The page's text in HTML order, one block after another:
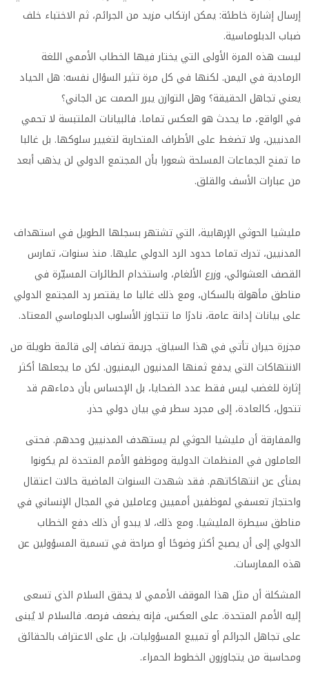
إرسال إشارة خاطئة: يمكن ارتكاب مزيد من الجرائم، ثم الاختباء خلف
ضباب الدبلوماسية.
ليست هذه المرة الأولى التي يختار فيها الخطاب الأممي اللغة
الرمادية في اليمن. لكنها في كل مرة تثير السؤال نفسه: هل الحياد
يعني تجاهل الحقيقة؟ وهل التوازن يبرر الصمت عن الجاني؟
في الواقع، ما يحدث هو العكس تماما. فالبيانات الملتبسة لا تحمي
المدنيين، ولا تضغط على الأطراف المتحاربة لتغيير سلوكها. بل غالبا
ما تمنح الجماعات المسلحة شعورا بأن المجتمع الدولي لن يذهب أبعد
من عبارات الأسف والقلق.
مليشيا الحوثي الإرهابية، التي تشتهر بسجلها الطويل في استهداف
المدنيين، تدرك تماما حدود الرد الدولي عليها. منذ سنوات، تمارس
القصف العشوائي، وزرع الألغام، واستخدام الطائرات المسيّرة في
مناطق مأهولة بالسكان، ومع ذلك غالبا ما يقتصر رد المجتمع الدولي
على بيانات إدانة عامة، نادرًا ما تتجاوز الأسلوب الدبلوماسي المعتاد.
مجزرة حيران تأتي في هذا السياق. جريمة تضاف إلى قائمة طويلة من
الانتهاكات التي يدفع ثمنها المدنيون اليمنيون. لكن ما يجعلها أكثر
إثارة للغضب ليس فقط عدد الضحايا، بل الإحساس بأن دماءهم قد
تتحول، كالعادة، إلى مجرد سطر في بيان دولي حذر.
والمفارقة أن مليشيا الحوثي لم يستهدف المدنيين وحدهم. فحتى
العاملون في المنظمات الدولية وموظفو الأمم المتحدة لم يكونوا
بمنأى عن انتهاكاتهم. فقد شهدت السنوات الماضية حالات اعتقال
واحتجاز تعسفي لموظفين أمميين وعاملين في المجال الإنساني في
مناطق سيطرة المليشيا. ومع ذلك، لا يبدو أن ذلك دفع الخطاب
الدولي إلى أن يصبح أكثر وضوحًا أو صراحة في تسمية المسؤولين عن
هذه الممارسات.
المشكلة أن مثل هذا الموقف الأممي لا يحقق السلام الذي تسعى
إليه الأمم المتحدة. على العكس، فإنه يضعف فرصه. فالسلام لا يُبنى
على تجاهل الجرائم أو تمييع المسؤوليات، بل على الاعتراف بالحقائق
ومحاسبة من يتجاوزون الخطوط الحمراء.